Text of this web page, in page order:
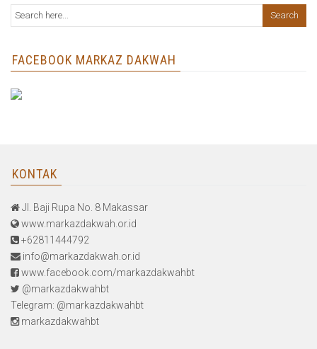
FACEBOOK MARKAZ DAKWAH
KONTAK
Jl. Baji Rupa No. 8 Makassar
www.markazdakwah.or.id
+62811444792
info@markazdakwah.or.id
www.facebook.com/markazdakwahbt
@markazdakwahbt
Telegram: @markazdakwahbt
markazdakwahbt